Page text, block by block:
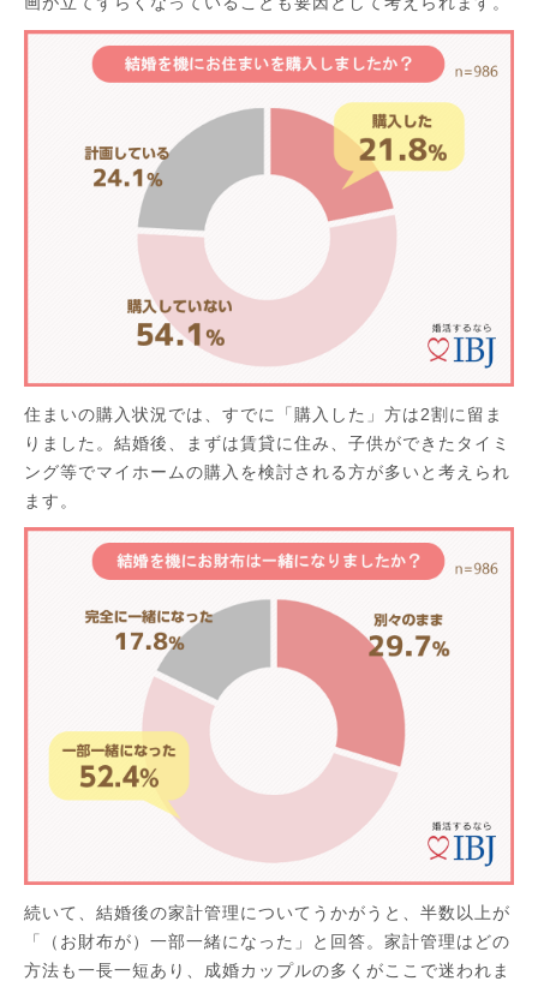
住まいの購入状況では、すでに「購入した」方は2割に留ま
りました。結婚後、まずは賃貸に住み、子供ができたタイミ
ング等でマイホームの購入を検討される方が多いと考えられ
ます。
続いて、結婚後の家計管理についてうかがうと、半数以上が
「（お財布が）一部一緒になった」と回答。家計管理はどの
方法も一長一短あり、成婚カップルの多くがここで迷われま